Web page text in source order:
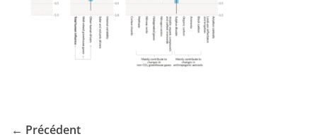
← Précédent